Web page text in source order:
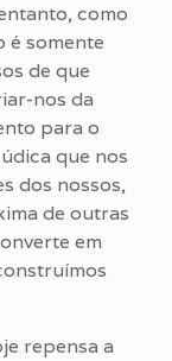
como
é somente
de que
nos da
para o
que nos
dos nossos,
de outras
em
repensa a